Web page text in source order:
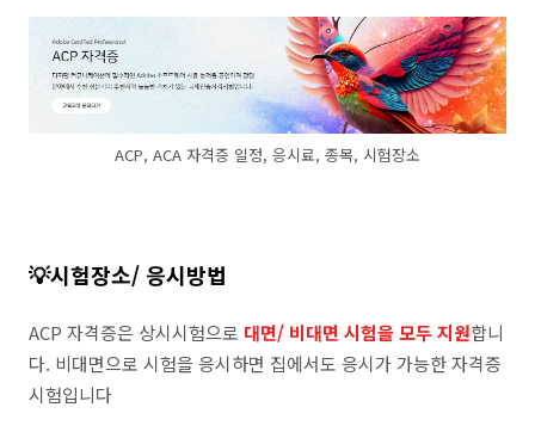
ACP, ACA 자격증 일정, 응시료, 종목, 시험장소
💡시험장소/ 응시방법
ACP 자격증은 상시시험으로 대면/ 비대면 시험을 모두 지원합니
다. 비대면으로 시험을 응시하면 집에서도 응시가 가능한 자격증
시험입니다